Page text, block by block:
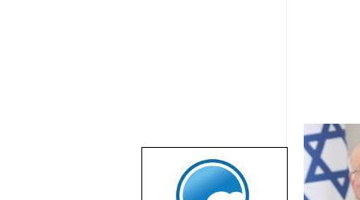
שבוע טוב לכל
הגולשים באשר
הם!!!